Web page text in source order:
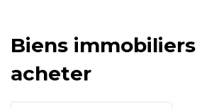
Biens
acheter